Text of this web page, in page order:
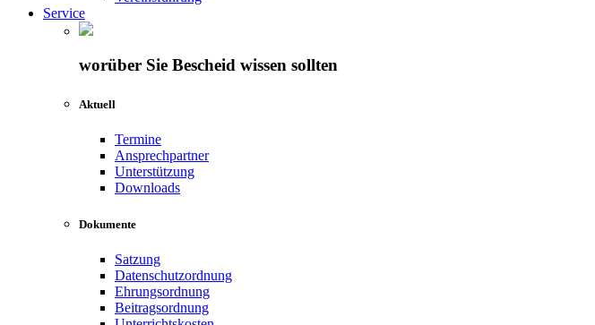
Service
worüber Sie Bescheid wissen sollten
Aktuell
Termine
Ansprechpartner
Unterstützung
Downloads
Dokumente
Satzung
Datenschutzordnung
Ehrungsordnung
Beitragsordnung